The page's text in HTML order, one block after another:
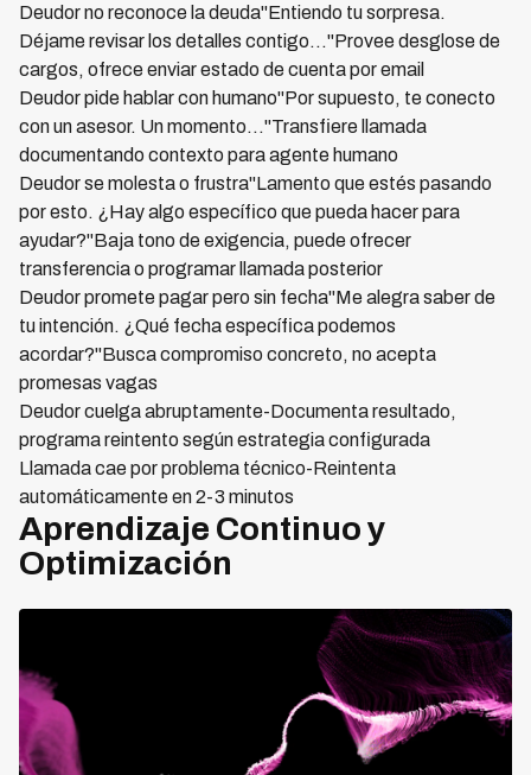
Deudor no reconoce la deuda"Entiendo tu sorpresa.
Déjame revisar los detalles contigo..."Provee desglose de
cargos, ofrece enviar estado de cuenta por email
Deudor pide hablar con humano"Por supuesto, te conecto
con un asesor. Un momento..."Transfiere llamada
documentando contexto para agente humano
Deudor se molesta o frustra"Lamento que estés pasando
por esto. ¿Hay algo específico que pueda hacer para
ayudar?"Baja tono de exigencia, puede ofrecer
transferencia o programar llamada posterior
Deudor promete pagar pero sin fecha"Me alegra saber de
tu intención. ¿Qué fecha específica podemos
acordar?"Busca compromiso concreto, no acepta
promesas vagas
Deudor cuelga abruptamente-Documenta resultado,
programa reintento según estrategia configurada
Llamada cae por problema técnico-Reintenta
automáticamente en 2-3 minutos
Aprendizaje Continuo y
Optimización